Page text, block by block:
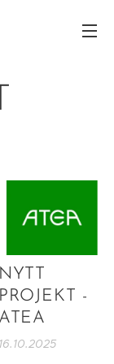
NYTT
PROJEKT -
ATEA
16.10.2025